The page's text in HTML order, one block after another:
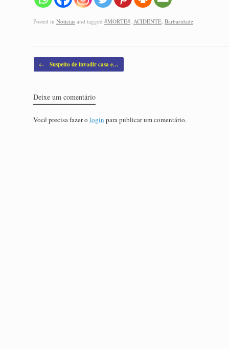
Posted in Noticias and tagged #MORTE# ACIDENTE Barbaridade
Post navigation
← Suspeito de invadir casa e…
Deixe um comentário
Você precisa fazer o login para publicar um comentário.